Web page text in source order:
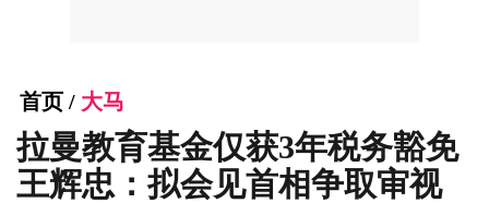
首页 / 大马
拉曼教育基金仅获3年税务豁免
王辉忠：拟会见首相争取审视